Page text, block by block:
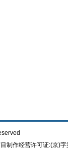
制作经营许可证:(京)